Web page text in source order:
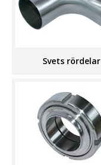
Svets rördelar